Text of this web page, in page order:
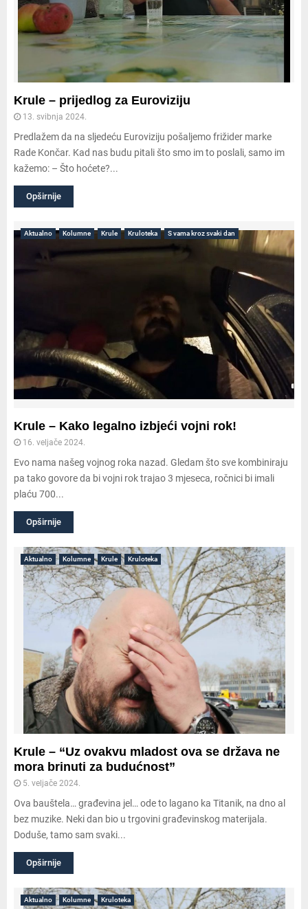
Krule – prijedlog za Euroviziju
13. svibnja 2024.
Predlažem da na sljedeću Euroviziju pošaljemo frižider marke
Rade Končar. Kad nas budu pitali što smo im to poslali, samo im
kažemo: – Što hoćete?...
Opširnije
Aktualno Kolumne Krule Kruloteka S vama kroz svaki dan
Krule – Kako legalno izbjeći vojni rok!
16. veljače 2024.
Evo nama našeg vojnog roka nazad. Gledam što sve kombiniraju
pa tako govore da bi vojni rok trajao 3 mjeseca, ročnici bi imali
plaću 700...
Opširnije
Aktualno Kolumne Krule Kruloteka
Krule – “Uz ovakvu mladost ova se država ne
mora brinuti za budućnost”
5. veljače 2024.
Ova bauštela… građevina jel… ode to lagano ka Titanik, na dno al
bez muzike. Neki dan bio u trgovini građevinskog materijala.
Doduše, tamo sam svaki...
Opširnije
Aktualno Kolumne Kruloteka